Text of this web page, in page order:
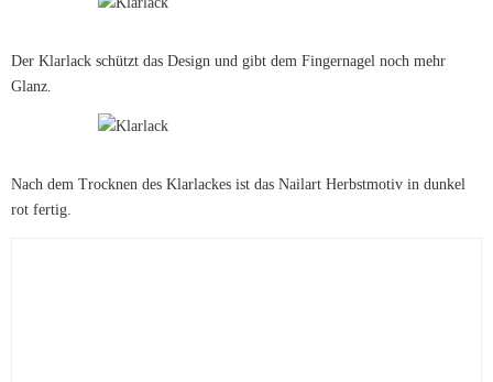
Der Klarlack schützt das Design und gibt dem Fingernagel noch mehr
Glanz.
Nach dem Trocknen des Klarlackes ist das Nailart Herbstmotiv in dunkel
rot fertig.